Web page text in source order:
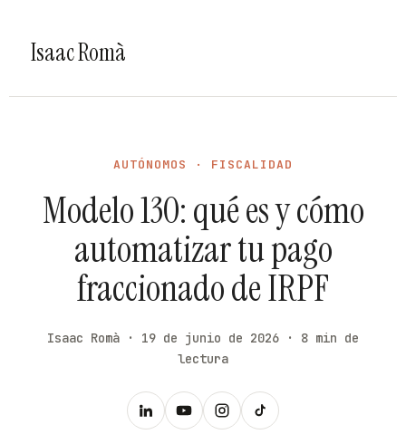
Isaac Romà
AUTÓNOMOS · FISCALIDAD
Modelo 130: qué es y cómo
automatizar tu pago
fraccionado de IRPF
Isaac Romà · 19 de junio de 2026 · 8 min de
lectura